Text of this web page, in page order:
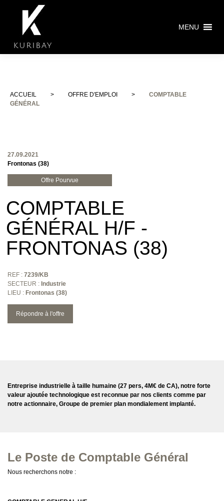
MENU
ACCUEIL > OFFRE D'EMPLOI >
COMPTABLE
GÉNÉRAL
27.09.2021
Frontonas (38)
Offre Pourvue
COMPTABLE
GÉNÉRAL H/F -
FRONTONAS (38)
REF : 7239/KB
SECTEUR : Industrie
LIEU : Frontonas (38)
Répondre à l'offre
Entreprise industrielle à taille humaine (27 pers, 4M€ de CA), notre forte
valeur ajoutée technologique est reconnue par nos clients comme par
notre actionnaire, Groupe de premier plan mondialement implanté.
Le Poste de Comptable Général
Nous recherchons notre :